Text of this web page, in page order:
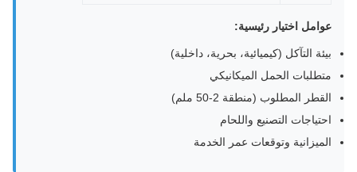
عوامل اختيار رئيسية:
بيئة التآكل (كيميائية، بحرية، داخلية)
متطلبات الحمل الميكانيكي
القطر المطلوب (منطقة 2-50 ملم)
احتياجات التصنيع واللحام
الميزانية وتوقعات عمر الخدمة